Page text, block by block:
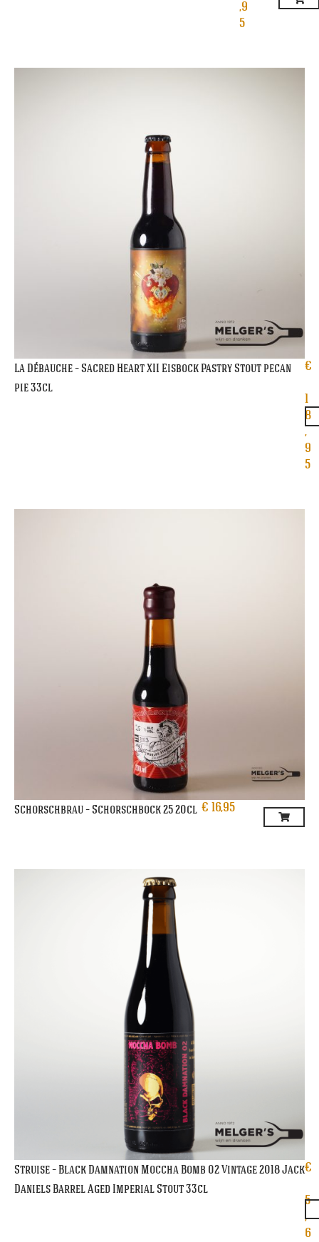
,9
5
La Débauche – Sacred Heart XII Eisbock Pastry Stout pecan
pie 33cl
€
1
8
,
9
5
Schorschbrau – Schorschbock 25 20cl € 16,95
Struise – Black Damnation Moccha Bomb 02 Vintage 2018 Jack
Daniels Barrel Aged Imperial Stout 33cl
€
5
,
6